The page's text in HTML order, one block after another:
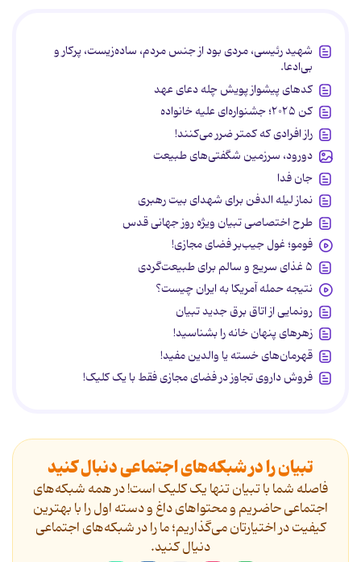
شهید رئیسی، مردی بود از جنس مردم، ساده‌زیست، پرکار و
بی‌ادعا.
کدهای پیشواز پویش چله دعای عهد
کن ۲۰۲۵؛ جشنواره‌ای علیه خانواده
راز افرادی که کمتر ضرر می‌کنند!
دورود، سرزمین شگفتی‌های طبیعت
جان فدا
نماز لیله الدفن برای شهدای بیت رهبری
طرح اختصاصی تبیان ویژه روز جهانی قدس
فومو؛ غول جیب‌بر فضای مجازی!
۵ غذای سریع و سالم برای طبیعت‌گردی
نتیجه حمله آمریکا به ایران چیست؟
رونمایی از اتاق برق جدید تبیان
زهرهای پنهان خانه را بشناسید!
قهرمان‌های خسته یا والدین مفید!
فروش داروی تجاوز در فضای مجازی فقط با یک کلیک!
تبیان را در شبکه‌های اجتماعی دنبال کنید
فاصله شما با تبیان تنها یک کلیک است! در همه شبکه‌های
اجتماعی حاضریم و محتواهای داغ و دسته اول را با بهترین
کیفیت در اختیارتان می‌گذاریم؛ ما را در شبکه‌های اجتماعی
دنیال کنید.